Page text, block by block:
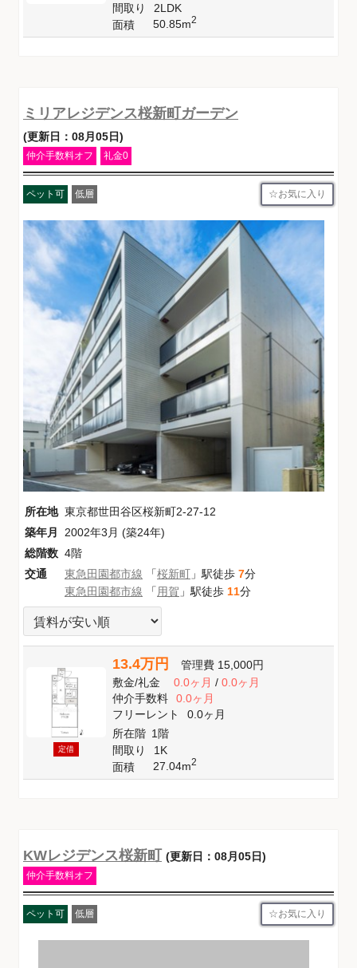
間取り
2LDK
面積
50.85m2
ミリアレジデンス桜新町ガーデン
(更新日：08月05日)
仲介手数料オフ 礼金0
ペット可 低層 お気に入り
所在地 東京都世田谷区桜新町2-27-12
築年月
2002年3月 (築24年)
総階数 4階
交通
東急田園都市線 「桜新町 」駅徒歩 7分
東急田園都市線 「用賀 」駅徒歩 11分
定借
13.4万円 管理費 15,000円
敷金/礼金 0.0ヶ月/ 0.0ヶ月
仲介手数料
0.0ヶ月
フリーレント
0.0ヶ月
所在階 1階
間取り
1K
面積
27.04m2
KWレジデンス桜新町 (更新日：08月05日)
仲介手数料オフ
ペット可 低層 お気に入り